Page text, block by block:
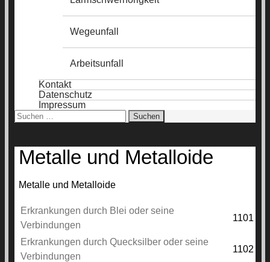
Wegeunfall
Arbeitsunfall
Kontakt
Datenschutz
Impressum
Suchen
nach:
Metalle und Metalloide
Metalle und Metalloide
Erkrankungen durch Blei oder seine
Verbindungen
1101
Erkrankungen durch Quecksilber oder seine
Verbindungen
1102